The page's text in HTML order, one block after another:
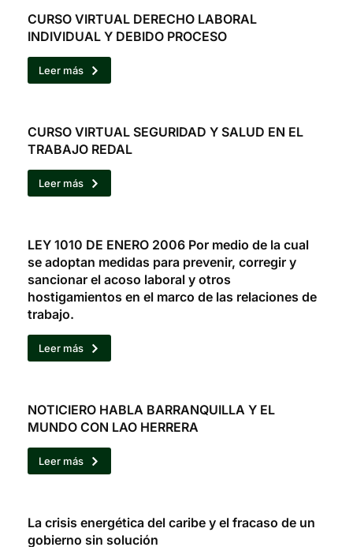
CURSO VIRTUAL DERECHO LABORAL
INDIVIDUAL Y DEBIDO PROCESO
Leer más
CURSO VIRTUAL SEGURIDAD Y SALUD EN EL
TRABAJO REDAL
Leer más
LEY 1010 DE ENERO 2006 Por medio de la cual
se adoptan medidas para prevenir, corregir y
sancionar el acoso laboral y otros
hostigamientos en el marco de las relaciones de
trabajo.
Leer más
NOTICIERO HABLA BARRANQUILLA Y EL
MUNDO CON LAO HERRERA
Leer más
La crisis energética del caribe y el fracaso de un
gobierno sin solución